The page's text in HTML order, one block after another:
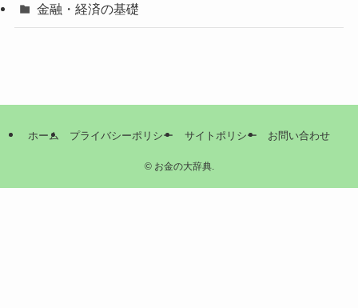
金融・経済の基礎
ホーム プライバシーポリシー サイトポリシー お問い合わせ
©お金の大辞典.